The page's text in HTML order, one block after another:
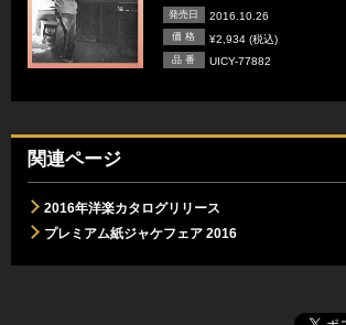
発売日 2016.10.26
価 格 ¥2,934 (税込)
品 番 UICY-77882
関連ページ
2016年洋楽カタログリリース
プレミアム紙ジャケフェア 2016